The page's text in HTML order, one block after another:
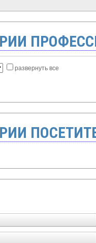
развернуть все